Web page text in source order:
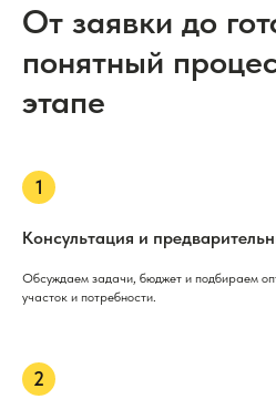
От заявки до
понятный
этапе
Консультация и
Обсуждаем задачи, бюджет и подбираем
участок и потребности.